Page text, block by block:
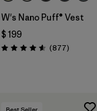
W's Nano Puff® Vest
$ 199
Valoración: 4.6 / 5
(877)
Best Seller